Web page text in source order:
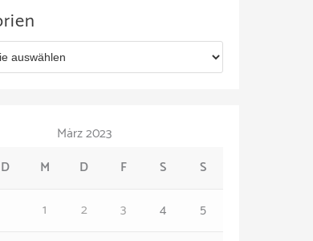
März 2023
D M D F S
S
1
2 3 4
5